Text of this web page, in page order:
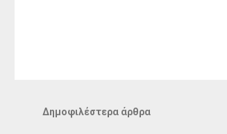
Δημοφιλέστερα άρθρα